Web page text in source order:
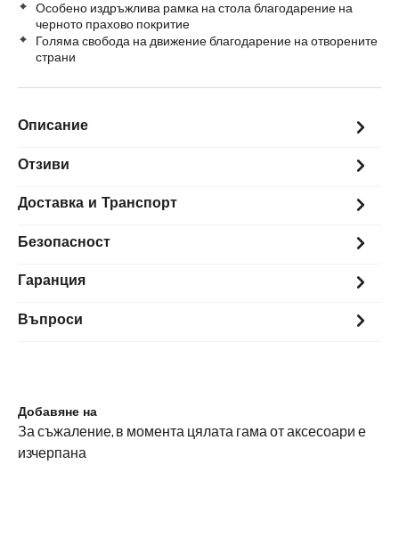
Особено издръжлива рамка на стола благодарение на
черното прахово покритие
Голяма свобода на движение благодарение на отворените
страни
Описание
Отзиви
Доставка и Транспорт
Безопасност
Гаранция
Въпроси
Добавяне на
За съжаление, в момента цялата гама от аксесоари е
изчерпана